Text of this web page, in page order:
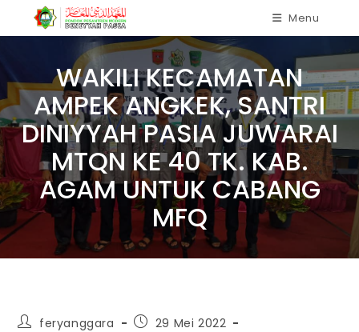
Menu
WAKILI KECAMATAN
AMPEK ANGKEK, SANTRI
DINIYYAH PASIA JUWARAI
MTQN KE 40 TK. KAB.
AGAM UNTUK CABANG
MFQ
feryanggara
29 Mei 2022